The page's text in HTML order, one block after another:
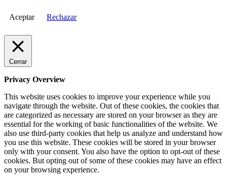
Aceptar Rechazar
Cerrar
Privacy Overview
This website uses cookies to improve your experience while you
navigate through the website. Out of these cookies, the cookies that
are categorized as necessary are stored on your browser as they are
essential for the working of basic functionalities of the website. We
also use third-party cookies that help us analyze and understand how
you use this website. These cookies will be stored in your browser
only with your consent. You also have the option to opt-out of these
cookies. But opting out of some of these cookies may have an effect
on your browsing experience.